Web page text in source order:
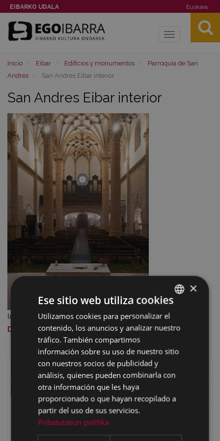
EIBARKO UDALA Euskara
Toggle
Inicio Eibar Edificios y monumentos
Parroquia de San
Andres
San Andres Eibar interior
San Andres Eibar interior
Imagen a tamaño completo:272 KB|
Visualizar
Descargar
Caseríos y valles
Los mojones o ‘mugarris’ de Eibar
BASQUE
SPANISH
×
Ese sitio web utiliza cookies
Utilizamos cookies para personalizar el
contenido, los anuncios y analizar nuestro
tráfico. También compartimos
información sobre su uso de nuestro sitio
con nuestros socios de publicidad y
análisis, quienes pueden combinarla con
otra información que les haya
proporcionado o que hayan recopilado a
partir del uso de sus servicios.
Pribatutasun-politika